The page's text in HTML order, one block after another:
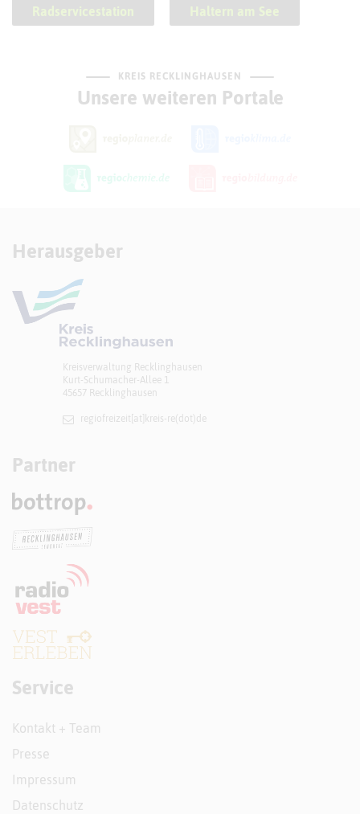
Radservicestation Haltern am See
KREIS RECKLINGHAUSEN
Unsere weiteren Portale
Herausgeber
Kreisverwaltung Recklinghausen
Kurt-Schumacher-Allee 1
45657 Recklinghausen
regiofreizeit[at]​kreis-re(dot)de
Partner
Service
Kontakt + Team
Presse
Impressum
Datenschutz